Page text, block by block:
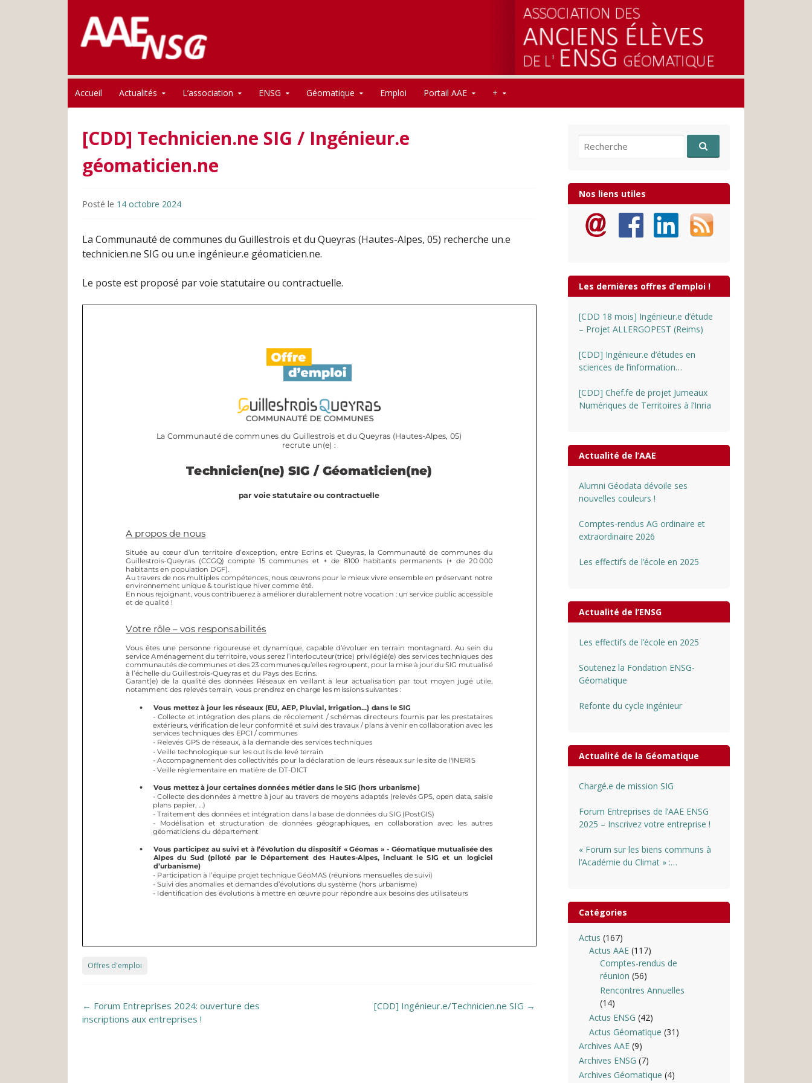
AAE-ENSG
Accueil Actualités L’association ENSG Géomatique Emploi Portail AAE +
[CDD] Technicien.ne SIG / Ingénieur.e
géomaticien.ne
Posté le 14 octobre 2024
La Communauté de communes du Guillestrois et du Queyras (Hautes-Alpes, 05) recherche un.e
technicien.ne SIG ou un.e ingénieur.e géomaticien.ne.
Le poste est proposé par voie statutaire ou contractuelle.
Offres d'emploi
Post navigation
← Forum Entreprises 2024: ouverture des
inscriptions aux entreprises !
[CDD] Ingénieur.e/Technicien.ne SIG →
Recherche pour:
Nos liens utiles
Les dernières offres d’emploi !
[CDD 18 mois] Ingénieur.e d’étude
– Projet ALLERGOPEST (Reims)
[CDD] Ingénieur.e d’études en
sciences de l’information
[CDD] Chef.fe de projet Jumeaux
Numériques de Territoires à l’Inria
Actualité de l’AAE
Alumni Géodata dévoile ses
nouvelles couleurs !
Comptes-rendus AG ordinaire et
extraordinaire 2026
Les effectifs de l’école en 2025
Actualité de l’ENSG
Les effectifs de l’école en 2025
Soutenez la Fondation ENSG-
Géomatique
Refonte du cycle ingénieur
Actualité de la Géomatique
Chargé.e de mission SIG
Forum Entreprises de l’AAE ENSG
2025 – Inscrivez votre entreprise !
« Forum sur les biens communs à
l’Académie du Climat » :
Catégories
Actus (167)
Actus AAE (117)
Comptes-rendus de
réunion (56)
Rencontres Annuelles
(14)
Actus ENSG (42)
Actus Géomatique (31)
Archives AAE(9)
Archives ENSG (7)
Archives Géomatique (4)